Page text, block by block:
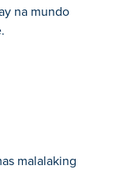
na mundo
malalaking